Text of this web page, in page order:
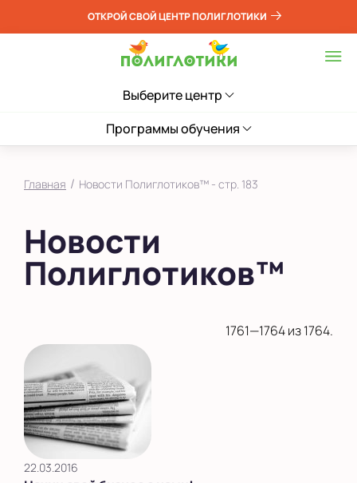
ОТКРОЙ СВОЙ ЦЕНТР ПОЛИГЛОТИКИ
Выберите центр
Программы обучения
Главная / Новости Полиглотиков™ - стр. 183
Новости
Полиглотиков™
1761—1764 из 1764.
22.03.2016